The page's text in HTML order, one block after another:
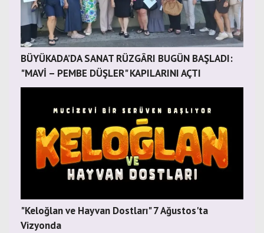
BÜYÜKADA’DA SANAT RÜZGÂRI BUGÜN BAŞLADI:
"MAVİ – PEMBE DÜŞLER" KAPILARINI AÇTI
"Keloğlan ve Hayvan Dostları" 7 Ağustos'ta
Vizyonda